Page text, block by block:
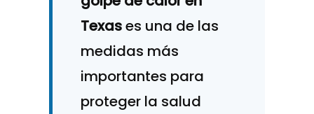
Texases una de las
medidas más
importantes para
proteger la salud